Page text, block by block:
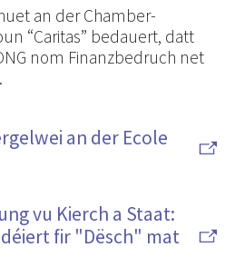
an der Chamber-
“Caritas” bedauert, datt
nom Finanzbedruch net
an der Ecole
vu Kierch a Staat:
fir "Dësch" mat